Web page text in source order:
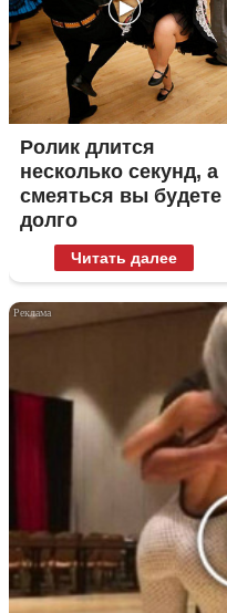
Ролик длится
несколько секунд, а
смеяться вы будете
долго
Читать далее